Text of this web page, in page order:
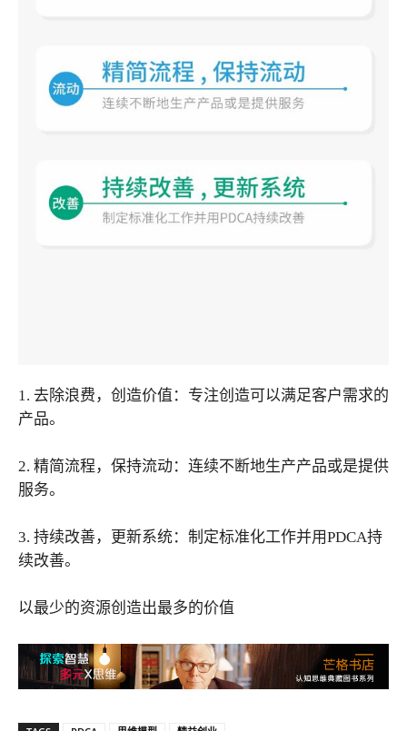
1. 去除浪费，创造价值：专注创造可以满足客户需求的
产品。
2. 精简流程，保持流动：连续不断地生产产品或是提供
服务。
3. 持续改善，更新系统：制定标准化工作并用PDCA持
续改善。
以最少的资源创造出最多的价值